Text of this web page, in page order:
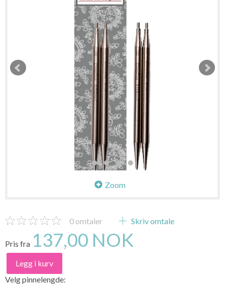
Zoom
0 omtaler Skriv omtale
Pris fra 137,00 NOK
Legg i kurv
Velgpinnelengde: